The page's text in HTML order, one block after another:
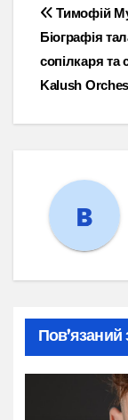
Тимофій
Біографія
сопілкаря та
Kalush
Пов’язаний